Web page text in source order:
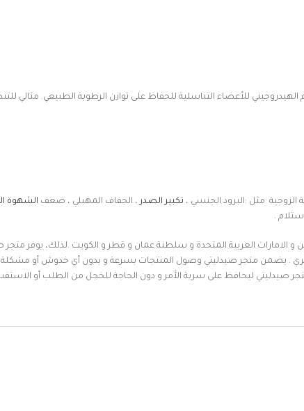
للأعضاء التناسلية للحفاظ على توازن الرطوبة الطبيعي. مثالي
الزوجية مثل :البرود الجنسي ، تكبير الصدر ، الجفاف المهبلي ، ضعف الشهوة
.
و الامارات العربية المتحدة و سلطنة عمان و قطر و الكويت .لذلك، يوفر
. يضمن متجر صيدليتي وصول المنتجات بسرعة و بدون أي خدوش أو مشكلة
صيدليتي ليحافظ على سرية الأمر و دون الحاجة للخجل من الطلب أو